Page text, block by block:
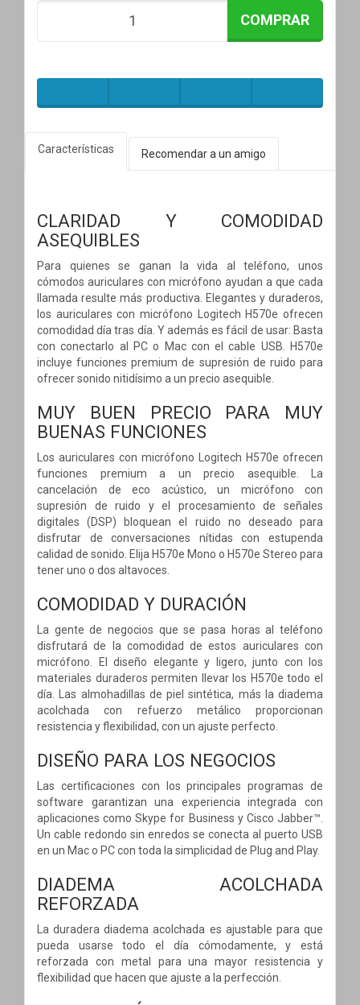
COMPRAR
Características Recomendar a un amigo
CLARIDAD Y COMODIDAD
ASEQUIBLES
Para quienes se ganan la vida al teléfono, unos
cómodos auriculares con micrófono ayudan a que cada
llamada resulte más productiva. Elegantes y duraderos,
los auriculares con micrófono Logitech H570e ofrecen
comodidad día tras día. Y además es fácil de usar: Basta
con conectarlo al PC o Mac con el cable USB. H570e
incluye funciones premium de supresión de ruido para
ofrecer sonido nitidísimo a un precio asequible.
MUY BUEN PRECIO PARA MUY
BUENAS FUNCIONES
Los auriculares con micrófono Logitech H570e ofrecen
funciones premium a un precio asequible. La
cancelación de eco acústico, un micrófono con
supresión de ruido y el procesamiento de señales
digitales (DSP) bloquean el ruido no deseado para
disfrutar de conversaciones nítidas con estupenda
calidad de sonido. Elija H570e Mono o H570e Stereo para
tener uno o dos altavoces.
COMODIDAD Y DURACIÓN
La gente de negocios que se pasa horas al teléfono
disfrutará de la comodidad de estos auriculares con
micrófono. El diseño elegante y ligero, junto con los
materiales duraderos permiten llevar los H570e todo el
día. Las almohadillas de piel sintética, más la diadema
acolchada con refuerzo metálico proporcionan
resistencia y flexibilidad, con un ajuste perfecto.
DISEÑO PARA LOS NEGOCIOS
Las certificaciones con los principales programas de
software garantizan una experiencia integrada con
aplicaciones como Skype for Business y Cisco Jabber™.
Un cable redondo sin enredos se conecta al puerto USB
en un Mac o PC con toda la simplicidad de Plug and Play.
DIADEMA ACOLCHADA
REFORZADA
La duradera diadema acolchada es ajustable para que
pueda usarse todo el día cómodamente, y está
reforzada con metal para una mayor resistencia y
flexibilidad que hacen que ajuste a la perfección.